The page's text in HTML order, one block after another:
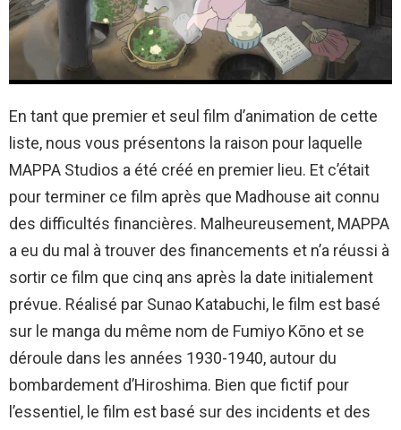
En tant que premier et seul film d’animation de cette
liste, nous vous présentons la raison pour laquelle
MAPPA Studios a été créé en premier lieu. Et c’était
pour terminer ce film après que Madhouse ait connu
des difficultés financières. Malheureusement, MAPPA
a eu du mal à trouver des financements et n’a réussi à
sortir ce film que cinq ans après la date initialement
prévue. Réalisé par Sunao Katabuchi, le film est basé
sur le manga du même nom de Fumiyo Kōno et se
déroule dans les années 1930-1940, autour du
bombardement d’Hiroshima. Bien que fictif pour
l’essentiel, le film est basé sur des incidents et des